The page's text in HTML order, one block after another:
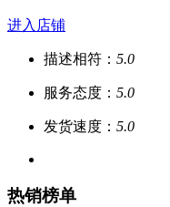
进入店铺
描述相符： 5.0
服务态度： 5.0
发货速度： 5.0
热销榜单